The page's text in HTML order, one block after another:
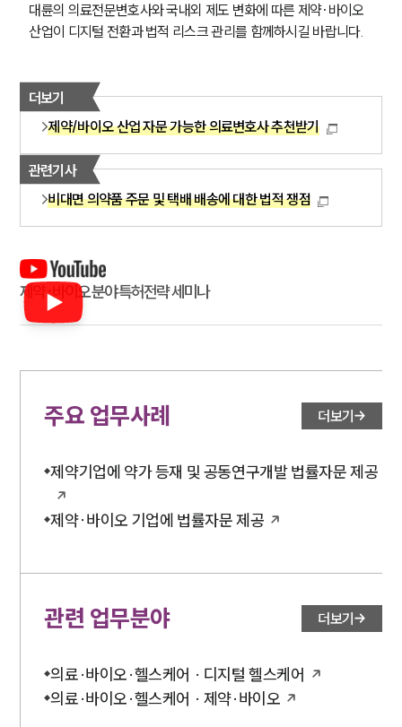
대륜의 의료전문변호사와 국내외 제도 변화에 따른 제약·바이오
산업이 디지털 전환과 법적 리스크 관리를 함께하시길 바랍니다.
더보기
제약/바이오 산업 자문 가능한 의료변호사 추천받기
관련기사
비대면 의약품 주문 및 택배 배송에 대한 법적 쟁점
제약·바이오 분야 특허전략 세미나
주요 업무사례 더보기
제약기업에 약가 등재 및 공동연구개발 법률자문 제공
제약∙바이오 기업에 법률자문 제공
관련 업무분야 더보기
의료·바이오·헬스케어 · 디지털 헬스케어
의료·바이오·헬스케어 · 제약·바이오